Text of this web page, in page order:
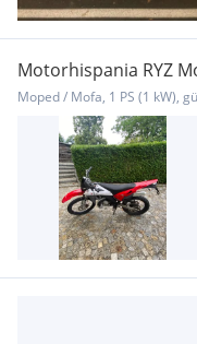
Motorhispania RYZ
Moped / Mofa, 1 PS (1 kW),